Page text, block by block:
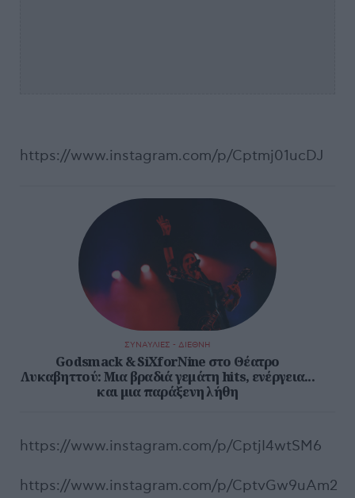
https://www.instagram.com/p/Cptmj01ucDJ
ΣΥΝΑΥΛΙΕΣ - ΔΙΕΘΝΗ
Godsmack & SiXforNine στο Θέατρο
Λυκαβηττού: Μια βραδιά γεμάτη hits, ενέργεια...
και μια παράξενη λήθη
https://www.instagram.com/p/CptjI4wtSM6
https://www.instagram.com/p/CptvGw9uAm2